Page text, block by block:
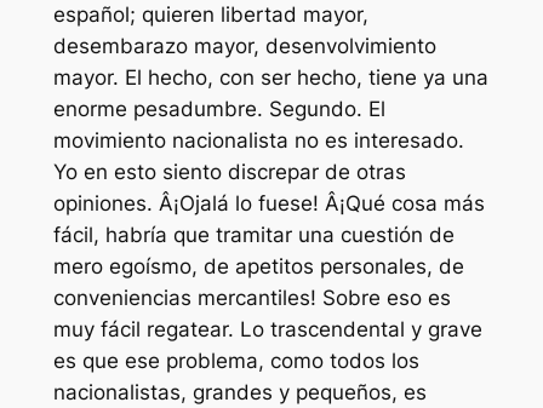
español; quieren libertad mayor,
desembarazo mayor, desenvolvimiento
mayor. El hecho, con ser hecho, tiene ya una
enorme pesadumbre. Segundo. El
movimiento nacionalista no es interesado.
Yo en esto siento discrepar de otras
opiniones. Â¡Ojalá lo fuese! Â¡Qué cosa más
fácil, habría que tramitar una cuestión de
mero egoísmo, de apetitos personales, de
conveniencias mercantiles! Sobre eso es
muy fácil regatear. Lo trascendental y grave
es que ese problema, como todos los
nacionalistas, grandes y pequeños, es